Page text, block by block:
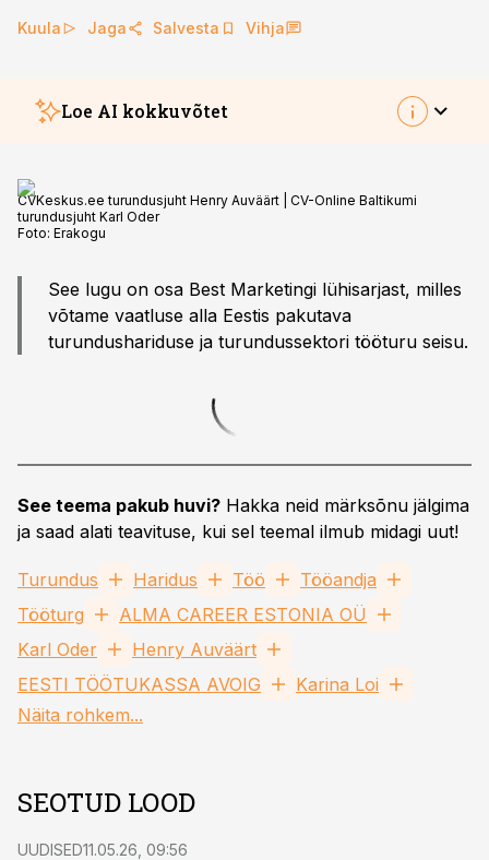
Kuula Jaga Salvesta Vihja
Loe AI kokkuvõtet
CVKeskus.ee turundusjuht Henry Auväärt | CV-Online Baltikumi
turundusjuht Karl Oder
Foto: Erakogu
See lugu on osa Best Marketingi lühisarjast, milles
võtame vaatluse alla Eestis pakutava
turundushariduse ja turundussektori tööturu seisu.
See teema pakub huvi? Hakka neid märksõnu jälgima
ja saad alati teavituse, kui sel teemal ilmub midagi uut!
Turundus Haridus Töö
Tööandja
Tööturg
ALMA CAREER ESTONIA OÜ
Karl Oder
Henry Auväärt
EESTI TÖÖTUKASSA AVOIG
Karina Loi
Näita rohkem...
SEOTUD LOOD
UUDISED11.05.26, 09:56